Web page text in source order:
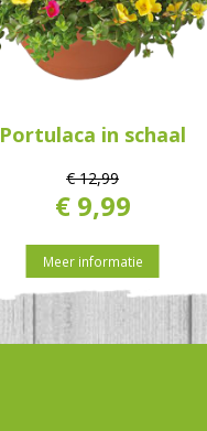
Portulaca in schaal
€ 12,99
€ 9,99
Meer informatie